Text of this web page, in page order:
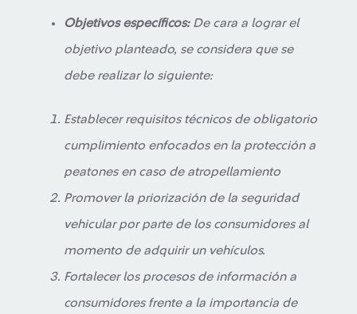
Objetivos específicos: De cara a lograr el
objetivo planteado, se considera que se
debe realizar lo siguiente:
Establecer requisitos técnicos de obligatorio
cumplimiento enfocados en la protección a
peatones en caso de atropellamiento
Promover la priorización de la seguridad
vehicular por parte de los consumidores al
momento de adquirir un vehículos.
Fortalecer los procesos de información a
consumidores frente a la importancia de